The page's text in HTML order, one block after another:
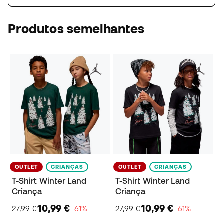
Produtos semelhantes
OUTLET CRIANÇAS
T-Shirt Winter Land
Criança
27,99 €10,99 €−61%
OUTLET CRIANÇAS
T-Shirt Winter Land
Criança
27,99 €10,99 €−61%